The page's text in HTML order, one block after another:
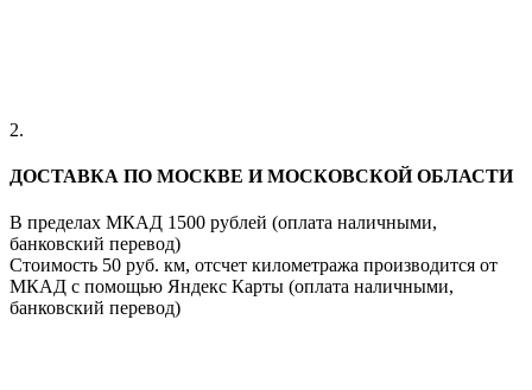
2.
ДОСТАВКА ПО МОСКВЕ И МОСКОВСКОЙ ОБЛАСТИ
В пределах МКАД 1500 рублей (оплата наличными,
банковский перевод)
Стоимость 50 руб. км, отсчет километража производится от
МКАД с помощью Яндекс Карты (оплата наличными,
банковский перевод)